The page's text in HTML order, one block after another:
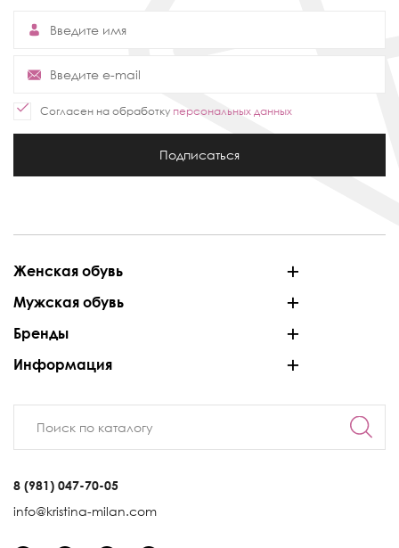
Согласен на обработку персональных данных
Подписаться
Женская обувь
Мужская обувь
Бренды
Информация
8 (981) 047-70-05
info@kristina-milan.com